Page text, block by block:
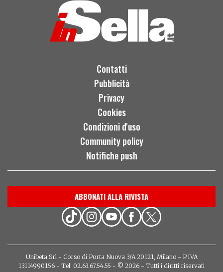
Contatti
Pubblicità
Privacy
Cookies
Condizioni d'uso
Community policy
Notifiche push
ABBONATI ALLA RIVISTA
Unibeta Srl - Corso di Porta Nuova 3/A 20121, Milano - P.IVA
13114990156 - Tel: 02.63.67.54.55 - © 2026 - Tutti i diritti riservati